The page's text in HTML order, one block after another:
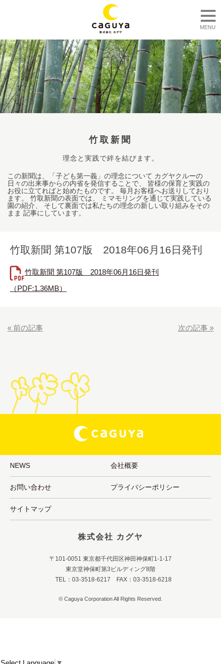
MENU
竹取新聞
理念と実践で絆を結びます。
この新聞は、「子ども第一義」の理念について カグヤクルーの
日々の出来事からの内省を発信することで、 皆様の保育と実践の
お役に立てればと始めたものです。 毎月お客様へお送りしており
ます。 竹取新聞の表面では、 ミマモリングを通じて実践している
園の紹介、 そして裏面では私たちの理念の新しい取り組みをその
まま 記事にしています。
竹取新聞 第107版 2018年06月16日発刊
竹取新聞 第107版 2018年06月16日発刊
（PDF:1.36MB）
« 前の記事 次の記事 »
NEWS 会社概要
お問い合わせ プライバシーポリシー
サイトマップ
株式会社 カグヤ
〒101-0051 東京都千代田区神田神保町1-1-17
東京堂神保町第3ビルディング8階
TEL：03-3518-6217 FAX：03-3518-6218
© Caguya Corporation All Rights Reserved.